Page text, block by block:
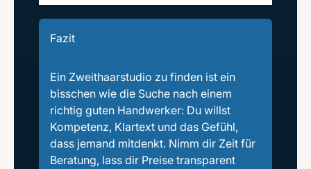
Fazit
Ein Zweithaarstudio zu finden ist ein
bisschen wie die Suche nach einem
richtig guten Handwerker: Du willst
Kompetenz, Klartext und das Gefühl,
dass jemand mitdenkt. Nimm dir Zeit für
Beratung, lass dir Preise transparent